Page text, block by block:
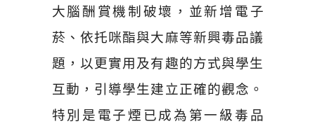
大腦酬賞機制破壞，並新增電子
菸、依托咪酯與大麻等新興毒品議
題，以更實用及有趣的方式與學生
互動，引導學生建立正確的觀念。
特別是電子煙已成為第一級毒品